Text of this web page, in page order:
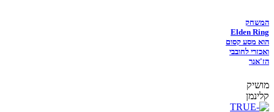
המשחק
Elden Ring
הוא מסע קסום
ואכזרי לחובבי
הז'אנר
מושיק
קלינמן